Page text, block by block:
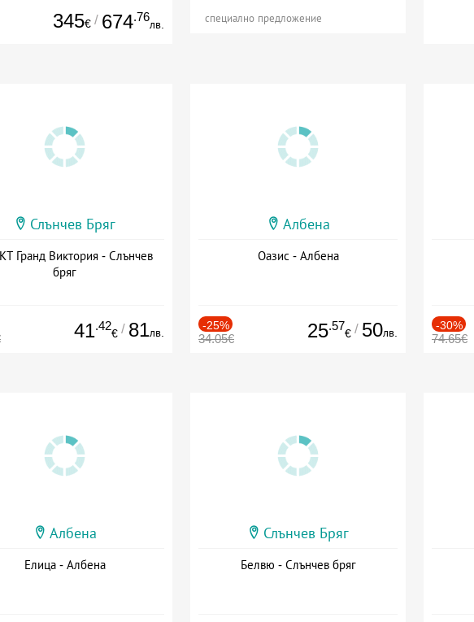
345€ / 674.76
лв. специално предложение
Слънчев Бряг
Гранд Виктория - Слънчев
бряг
41.42
€ / 81лв.
Албена
Оазис - Албена
-25%
34.05€ 25.57
€ / 50лв.
-30%
74.65€
Албена
Елица - Албена
Слънчев Бряг
Белвю - Слънчев бряг